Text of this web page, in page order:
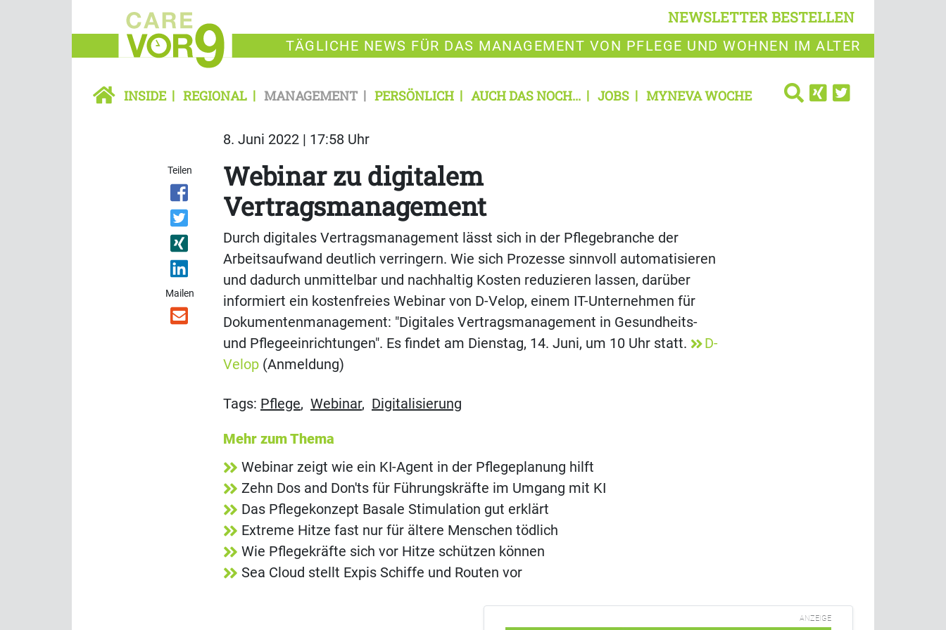
NEWSLETTER BESTELLEN
TÄGLICHE NEWS FÜR DAS MANAGEMENT VON PFLEGE UND WOHNEN IM ALTER
INSIDE REGIONAL MANAGEMENT PERSÖNLICH AUCH DAS NOCH... JOBS MYNEVA WOCHE
8. Juni 2022 | 17:58 Uhr
Teilen
Mailen
Webinar zu digitalem
Vertragsmanagement
Durch digitales Vertragsmanagement lässt sich in der Pflegebranche der
Arbeitsaufwand deutlich verringern. Wie sich Prozesse sinnvoll automatisieren
und dadurch unmittelbar und nachhaltig Kosten reduzieren lassen, darüber
informiert ein kostenfreies Webinar von D-Velop, einem IT-Unternehmen für
Dokumentenmanagement: "Digitales Vertragsmanagement in Gesundheits-
und Pflegeeinrichtungen". Es findet am Dienstag, 14. Juni, um 10 Uhr statt.
D-
Velop (Anmeldung)
Tags: Pflege, Webinar, Digitalisierung
Mehr zum Thema
Webinar zeigt wie ein KI-Agent in der Pflegeplanung hilft
Zehn Dos and Don'ts für Führungskräfte im Umgang mit KI
Das Pflegekonzept Basale Stimulation gut erklärt
Extreme Hitze fast nur für ältere Menschen tödlich
Wie Pflegekräfte sich vor Hitze schützen können
Sea Cloud stellt Expis Schiffe und Routen vor
ANZEIGE